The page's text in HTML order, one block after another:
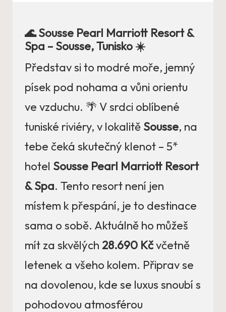
🌊 Sousse Pearl Marriott Resort &
Spa – Sousse, Tunisko ☀️
Představ si to modré moře, jemný
písek pod nohama a vůni orientu
ve vzduchu. 🌴 V srdci oblíbené
tuniské riviéry, v lokalitě Sousse, na
tebe čeká skutečný klenot – 5*
hotel Sousse Pearl Marriott Resort
& Spa. Tento resort není jen
místem k přespání, je to destinace
sama o sobě. Aktuálně ho můžeš
mít za skvělých 28.690 Kčvčetně
letenek a všeho kolem. Připrav se
na dovolenou, kde se luxus snoubí s
pohodovou atmosférou